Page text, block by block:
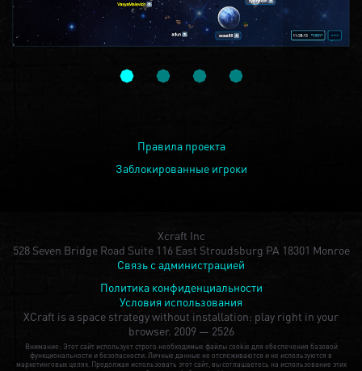
Правила проекта
Заблокированные игроки
Xcraft Inc
528 Seven Bridge Road Suite 116 East Stroudsburg PA 18301 Monroe
Связь с администрацией
Политика конфиденциальности
Условия использования
XCraft is a space strategy without installation: play right in your
browser. 2009 — 2526
Внимание: Этот сайт использует строго необходимые файлы cookie для обеспечения базовой
функциональности и безопасности. Личные данные не отслеживаются и не используются в
маркетинговых целях. Продолжая использовать этот сайт, вы соглашаетесь на использование этих